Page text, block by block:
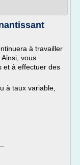
à travailler
vous
et à effectuer des
à taux variable,